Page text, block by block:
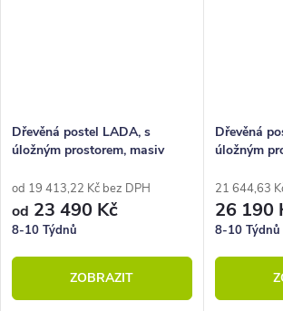
Dřevěná postel LADA, s
úložným prostorem, masiv
od 19 413,22 Kč bez DPH
od 23 490 Kč
8-10 Týdnů
ZOBRAZIT
Dřevěná
úložným
21 644,63
26 190
8-10 Týdnů